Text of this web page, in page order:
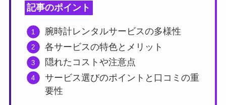
記事のポイント
腕時計レンタルサービスの多様性
各サービスの特色とメリット
隠れたコストや注意点
サービス選びのポイントと口コミの重
要性